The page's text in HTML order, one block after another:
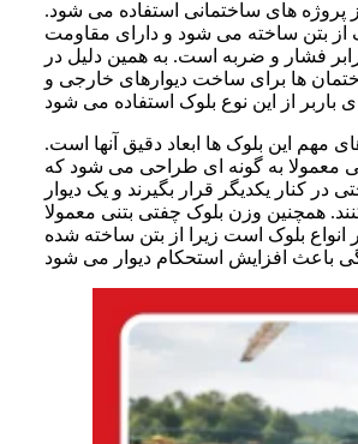
پروژه های ساختمانی استفاده می شود.
از بتن ساخته می شود و دارای مقاومت
فشار و ضربه است. به همین دلیل در
ها برای ساخت دیوارهای خارجی و
مهم این بلوک ها ابعاد دقیق آنها است.
معمولا به گونه ای طراحی می شود که
در کنار یکدیگر قرار بگیرند و یک دیوار
همچنین وزن بلوک چفتی بتنی معمولا
انواع بلوک است زیرا از بتن ساخته شده